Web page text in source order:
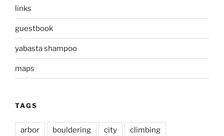
links
guestbook
yabasta shampoo
maps
TAGS
arbor bouldering city climbing